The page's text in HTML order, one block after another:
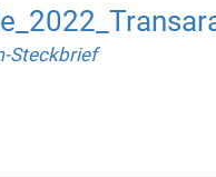
Steckbrief